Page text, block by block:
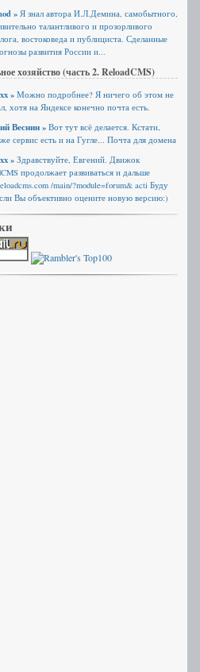
» Я знал автора И.Л.Демина, самобытного,
талантливого и прозорливого
востоковеда и публициста. Сделанные
развития России и...
хозяйство (часть 2. ReloadCMS)
» Можно подробнее? Я ничего об этом не
хотя на Яндексе конечно почта есть.
Веснин » Вот тут всё делается. Кстати,
сервис есть и на Гугле... Почта для домена
» Здравствуйте, Евгений. Движок
продолжает развиваться и дальше
/main/?module=forum& acti Буду
Вы объективно оцените новую версию:)